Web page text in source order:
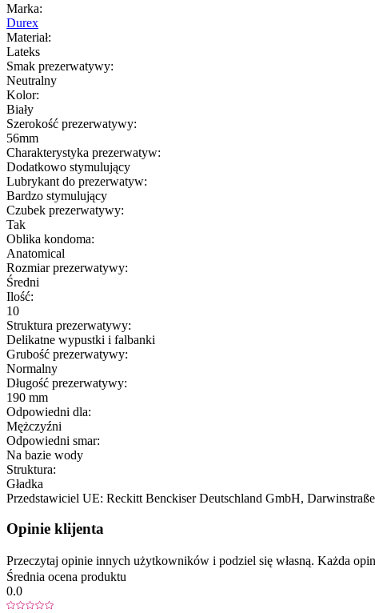
Marka:
Durex
Materiał:
Lateks
Smak prezerwatywy:
Neutralny
Kolor:
Biały
Szerokość prezerwatywy:
56mm
Charakterystyka prezerwatyw:
Dodatkowo stymulujący
Lubrykant do prezerwatyw:
Bardzo stymulujący
Czubek prezerwatywy:
Tak
Oblika kondoma:
Anatomical
Rozmiar prezerwatywy:
Średni
Ilość:
10
Struktura prezerwatywy:
Delikatne wypustki i falbanki
Grubość prezerwatywy:
Normalny
Długość prezerwatywy:
190 mm
Odpowiedni dla:
Mężczyźni
Odpowiedni smar:
Na bazie wody
Struktura:
Gładka
Przedstawiciel UE: Reckitt Benckiser Deutschland GmbH,
Opinie klijenta
Przeczytaj opinie innych użytkowników i podziel się własną. Każda
Średnia ocena produktu
0.0